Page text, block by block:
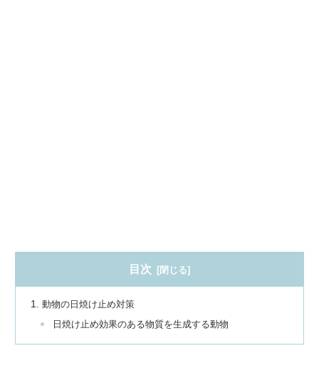
目次
動物の日焼け止め対策
日焼け止め効果のある物質を生成する動物